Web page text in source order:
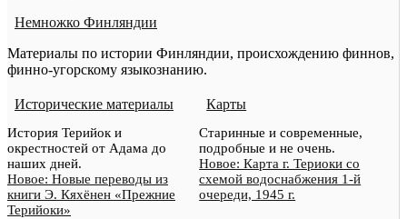
Немножко Финляндии
Материалы по истории Финляндии, происхождению финнов,
финно-угорскому языкознанию.
Исторические материалы
История Терийок и
окрестностей от Адама до
наших дней.
Новое: Новые переводы из
книги Э. Кяхёнен «Прежние
Терийоки»
Карты
Старинные и современные,
подробные и не очень.
Новое: Карта г. Териоки со
схемой водоснабжения 1-й
очереди, 1945 г.